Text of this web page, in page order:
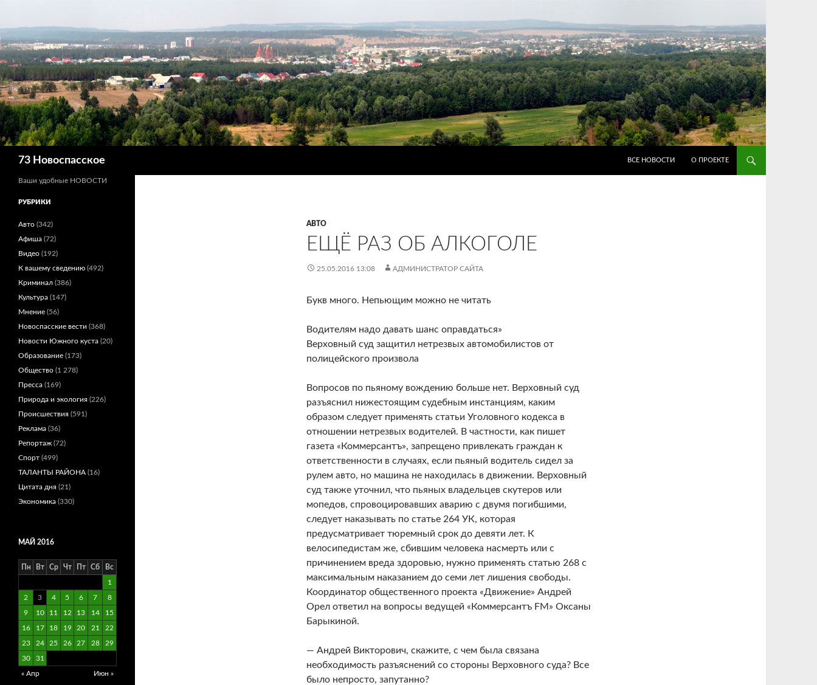
73 Новоспасское
ВСЕ НОВОСТИ
О ПРОЕКТЕ
АВТО
ЕЩЁ РАЗ ОБ АЛКОГОЛЕ
25.05.2016 13:08 АДМИНИСТРАТОР САЙТА
Букв много. Непьющим можно не читать
Водителям надо давать шанс оправдаться»
Верховный суд защитил нетрезвых автомобилистов от
полицейского произвола
Вопросов по пьяному вождению больше нет. Верховный суд
разъяснил нижестоящим судебным инстанциям, каким
образом следует применять статьи Уголовного кодекса в
отношении нетрезвых водителей. В частности, как пишет
газета «Коммерсантъ», запрещено привлекать граждан к
ответственности в случаях, если пьяный водитель сидел за
рулем авто, но машина не находилась в движении. Верховный
суд также уточнил, что пьяных владельцев скутеров или
мопедов, спровоцировавших аварию с двумя погибшими,
следует наказывать по статье 264 УК, которая
предусматривает тюремный срок до девяти лет. К
велосипедистам же, сбившим человека насмерть или с
причинением вреда здоровью, нужно применять статью 268 с
максимальным наказанием до семи лет лишения свободы.
Координатор общественного проекта «Движение» Андрей
Орел ответил на вопросы ведущей «Коммерсантъ FM» Оксаны
Барыкиной.
— Андрей Викторович, скажите, с чем была связана
необходимость разъяснений со стороны Верховного суда? Все
было непросто, запутанно?
Ваши удобные НОВОСТИ
РУБРИКИ
Авто (342)
Афиша (72)
Видео (192)
К вашему сведению (492)
Криминал (386)
Культура (147)
Мнение (56)
Новоспасские вести (368)
Новости Южного куста (20)
Образование (173)
Общество (1 278)
Пресса (169)
Природа и экология (226)
Происшествия (591)
Реклама (36)
Репортаж (72)
Спорт (499)
ТАЛАНТЫ РАЙОНА (16)
Цитата дня (21)
Экономика (330)
МАЙ 2016
Пн Вт Ср Чт Пт Сб Вс
1
2 3 4 5 6 7 8
9 10 11 12 13 14 15
16 17 18 19 20 21 22
23 24 25 26 27 28 29
30 31
« Апр Июн »